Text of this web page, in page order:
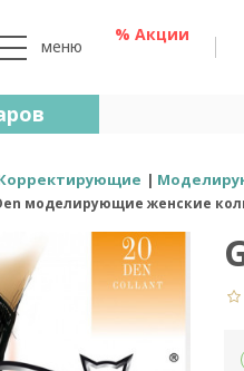
меню
% Акции
моделирующие женские